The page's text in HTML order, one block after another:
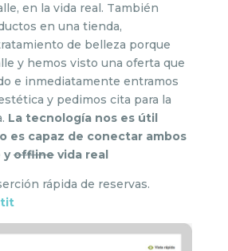
en la vida real. También
en una tienda,
de belleza porque
y hemos visto una oferta que
e inmediatamente entramos
y pedimos cita para la
La tecnología nos es útil
es capaz de conectar ambos
yofflinevida real
rápida de reservas.